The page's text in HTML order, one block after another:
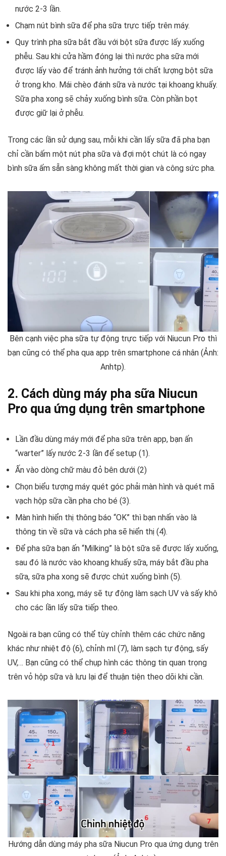
nước 2-3 lần.
Chạm nút bình sữa để pha sữa trực tiếp trên máy.
Quy trình pha sữa bắt đầu với bột sữa được lấy xuống
phễu. Sau khi cửa hầm đóng lại thì nước pha sữa mới
được lấy vào để tránh ảnh hưởng tới chất lượng bột sữa
ở trong kho. Mái chèo đánh sữa và nước tại khoang khuấy.
Sữa pha xong sẽ chảy xuống bình sữa. Còn phần bọt
được giữ lại ở phễu.
Trong các lần sử dụng sau, mỗi khi cần lấy sữa đã pha bạn
chỉ cần bấm một nút pha sữa và đợi một chút là có ngay
bình sữa ấm sẵn sàng không mất thời gian và công sức pha.
Bên cạnh việc pha sữa tự động trực tiếp với Niucun Pro thì
bạn cũng có thể pha qua app trên smartphone cá nhân (Ảnh:
Anhtp).
2. Cách dùng máy pha sữa Niucun
Pro qua ứng dụng trên smartphone
Lần đầu dùng máy mới để pha sữa trên app, bạn ấn
“warter” lấy nước 2-3 lần để setup (1).
Ấn vào dòng chữ màu đỏ bên dưới (2)
Chọn biểu tượng máy quét góc phải màn hình và quét mã
vạch hộp sữa cần pha cho bé (3).
Màn hình hiển thị thông báo “OK” thì bạn nhấn vào là
thông tin về sữa và cách pha sẽ hiển thị (4).
Để pha sữa bạn ấn “Milking” là bột sữa sẽ được lấy xuống,
sau đó là nước vào khoang khuấy sữa, máy bắt đầu pha
sữa, sữa pha xong sẽ được chút xuống bình (5).
Sau khi pha xong, máy sẽ tự động làm sạch UV và sấy khô
cho các lần lấy sữa tiếp theo.
Ngoài ra bạn cũng có thể tùy chỉnh thêm các chức năng
khác như nhiệt độ (6), chỉnh ml (7), làm sạch tự động, sấy
UV,… Bạn cũng có thể chụp hình các thông tin quan trọng
trên vỏ hộp sữa và lưu lại để thuận tiện theo dõi khi cần.
Hướng dẫn dùng máy pha sữa Niucun Pro qua ứng dụng trên